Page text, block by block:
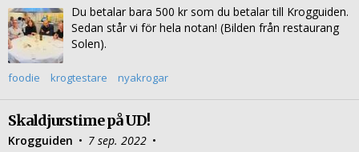
Du betalar bara 500 kr som du betalar till Krogguiden.
Sedan står vi för hela notan! (Bilden från restaurang
Solen).
foodie krogtestare nyakrogar
Skaldjurstime på UD!
Krogguiden • 7 sep. 2022 •